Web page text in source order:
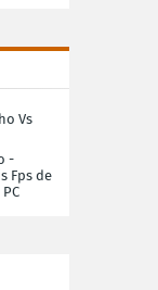
Vs
-
Fps de